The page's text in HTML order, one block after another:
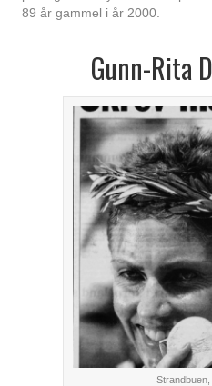
89 år gammel i år 2000.
Gunn-Rita